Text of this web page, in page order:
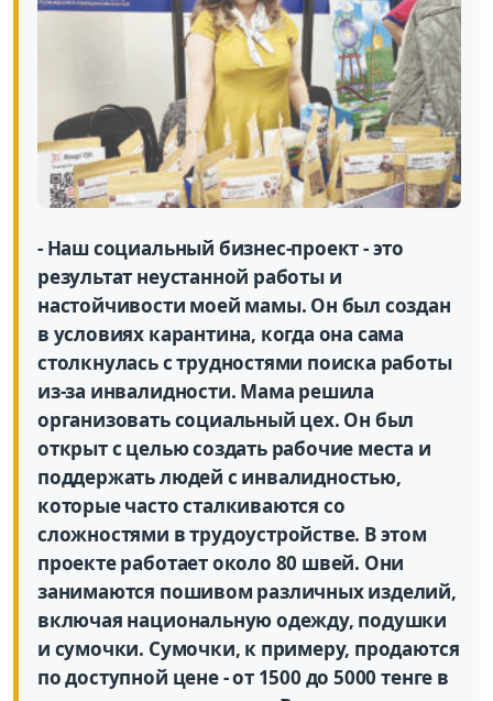
- Наш социальный бизнес-проект - это
результат неустанной работы и
настойчивости моей мамы. Он был создан
в условиях карантина, когда она сама
столкнулась с трудностями поиска работы
из-за инвалидности. Мама решила
организовать социальный цех. Он был
открыт с целью создать рабочие места и
поддержать людей с инвалидностью,
которые часто сталкиваются со
сложностями в трудоустройстве. В этом
проекте работает около 80 швей. Они
занимаются пошивом различных изделий,
включая национальную одежду, подушки
и сумочки. Сумочки, к примеру, продаются
по доступной цене - от 1500 до 5000 тенге в